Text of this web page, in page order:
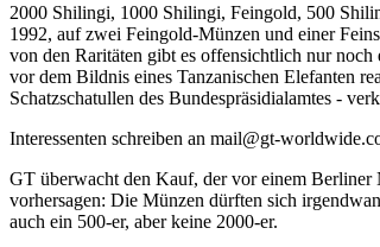
2000 Shilingi, 1000 Shilingi, Feingold, 500
1992, auf zwei Feingold-Münzen und einer
von den Raritäten gibt es offensichtlich nur
vor dem Bildnis eines Tanzanischen Elefanten
Schatzschatullen des Bundespräsidialamtes -
Interessenten schreiben an mail@gt-
GT überwacht den Kauf, der vor einem Berliner
vorhersagen: Die Münzen dürften sich
auch ein 500-er, aber keine 2000-er.